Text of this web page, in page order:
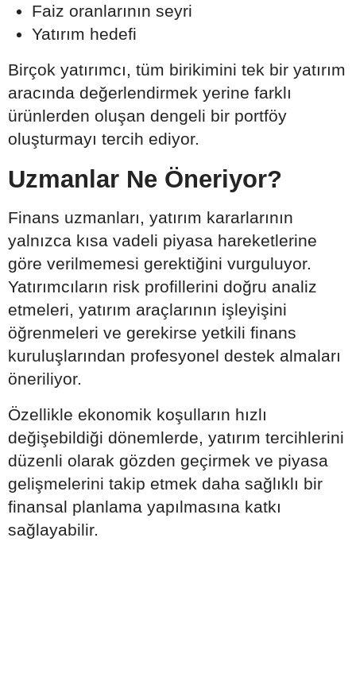
Faiz oranlarının seyri
Yatırım hedefi
Birçok yatırımcı, tüm birikimini tek bir yatırım
aracında değerlendirmek yerine farklı
ürünlerden oluşan dengeli bir portföy
oluşturmayı tercih ediyor.
Uzmanlar Ne Öneriyor?
Finans uzmanları, yatırım kararlarının
yalnızca kısa vadeli piyasa hareketlerine
göre verilmemesi gerektiğini vurguluyor.
Yatırımcıların risk profillerini doğru analiz
etmeleri, yatırım araçlarının işleyişini
öğrenmeleri ve gerekirse yetkili finans
kuruluşlarından profesyonel destek almaları
öneriliyor.
Özellikle ekonomik koşulların hızlı
değişebildiği dönemlerde, yatırım tercihlerini
düzenli olarak gözden geçirmek ve piyasa
gelişmelerini takip etmek daha sağlıklı bir
finansal planlama yapılmasına katkı
sağlayabilir.